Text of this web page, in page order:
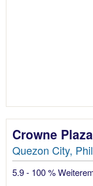
Crowne
Quezon City,
5.9 - 100 %